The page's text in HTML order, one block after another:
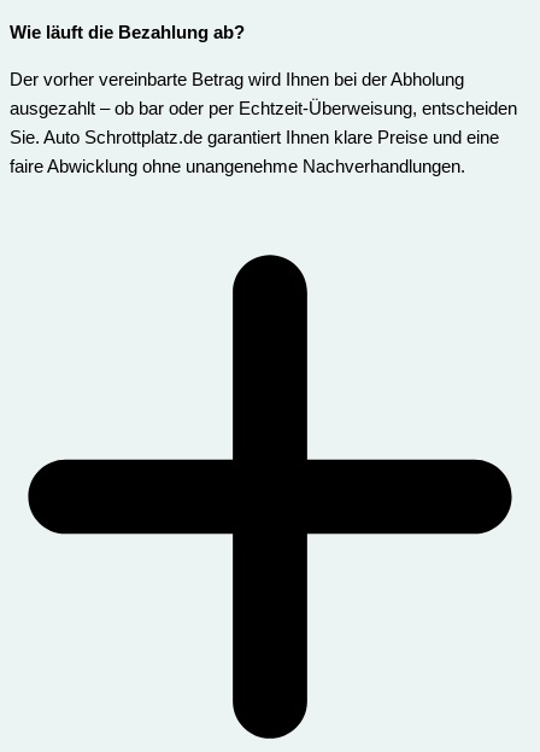
Wie läuft die Bezahlung ab?
Der vorher vereinbarte Betrag wird Ihnen bei der Abholung
ausgezahlt – ob bar oder per Echtzeit-Überweisung, entscheiden
Sie. Auto Schrottplatz.de garantiert Ihnen klare Preise und eine
faire Abwicklung ohne unangenehme Nachverhandlungen.